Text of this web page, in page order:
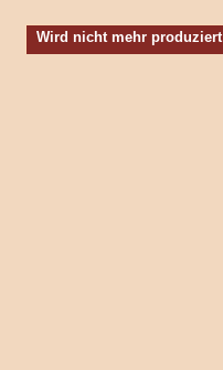
Wird nicht mehr produziert